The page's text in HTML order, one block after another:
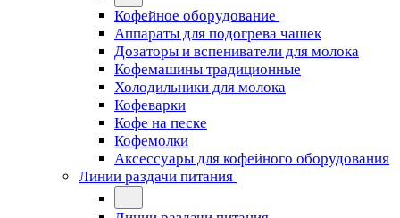
Кофейное оборудование
Аппараты для подогрева чашек
Дозаторы и вспениватели для молока
Кофемашины традиционные
Холодильники для молока
Кофеварки
Кофе на песке
Кофемолки
Аксессуары для кофейного оборудования
Линии раздачи питания